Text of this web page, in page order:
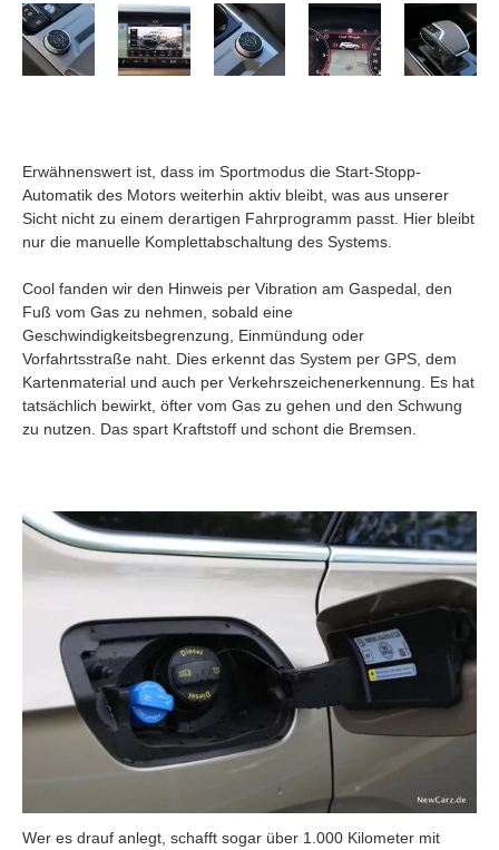
Erwähnenswert ist, dass im Sportmodus die Start-Stopp-
Automatik des Motors weiterhin aktiv bleibt, was aus unserer
Sicht nicht zu einem derartigen Fahrprogramm passt. Hier bleibt
nur die manuelle Komplettabschaltung des Systems.
Cool fanden wir den Hinweis per Vibration am Gaspedal, den
Fuß vom Gas zu nehmen, sobald eine
Geschwindigkeitsbegrenzung, Einmündung oder
Vorfahrtsstraße naht. Dies erkennt das System per GPS, dem
Kartenmaterial und auch per Verkehrszeichenerkennung. Es hat
tatsächlich bewirkt, öfter vom Gas zu gehen und den Schwung
zu nutzen. Das spart Kraftstoff und schont die Bremsen.
Wer es drauf anlegt, schafft sogar über 1.000 Kilometer mit